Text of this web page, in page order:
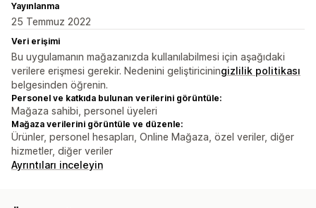
Yayınlanma
25 Temmuz 2022
Veri erişimi
Bu uygulamanın mağazanızda kullanılabilmesi için aşağıdaki
verilere erişmesi gerekir. Nedenini geliştiriciningizlilik politikası
belgesinden öğrenin.
Personel ve katkıda bulunan verilerini görüntüle:
Mağaza sahibi, personel üyeleri
Mağaza verilerini görüntüle ve düzenle:
Ürünler, personel hesapları, Online Mağaza, özel veriler, diğer
hizmetler, diğer veriler
Ayrıntıları inceleyin